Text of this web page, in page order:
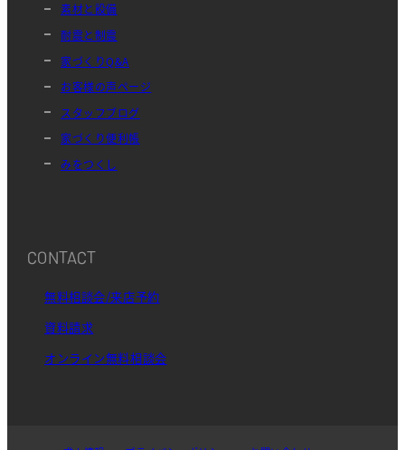
素材と設備
耐震と制震
家づくりQ&A
お客様の声ページ
スタッフブログ
家づくり便利帳
みをつくし
CONTACT
無料相談会/来店予約
資料請求
オンライン無料相談会